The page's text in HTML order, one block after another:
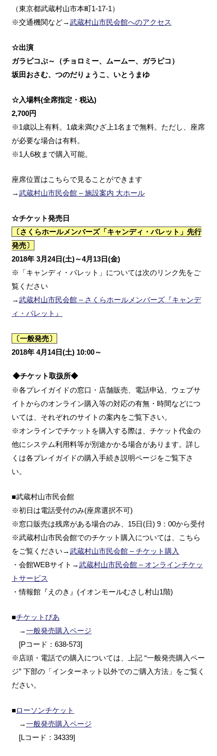
（東京都武蔵村山市本町1-17-1）
※交通機関など→武蔵村山市民会館へのアクセス
☆出演
ガラピコぷ～（チョロミー、ムームー、ガラピコ）
坂田おさむ、つのだりょうこ、いとうまゆ
☆入場料(全席指定・税込)
2,700円
※1歳以上有料。1歳未満ひざ上1名まで無料。ただし、座席
が必要な場合は有料。
※1人6枚まで購入可能。
座席位置はこちらで見ることができます
→武蔵村山市民会館 – 施設案内 大ホール
☆チケット発売日
〔さくらホールメンバーズ「キャンディ・パレット」先行
発売〕
2018年 3月24日(土)～4月13日(金)
※「キャンディ・パレット」については次のリンク先をご
覧ください
→武蔵村山市民会館 – さくらホールメンバーズ『キャンデ
ィ・パレット』
〔一般発売〕
2018年 4月14日(土) 10:00～
◆チケット取扱所◆
※各プレイガイドの窓口・店舗販売、電話申込、ウェブサ
イトからのオンライン購入等の対応の有無・時間などにつ
いては、それぞれのサイトの案内をご覧下さい。
※オンラインでチケットを購入する際は、チケット代金の
他にシステム利用料等が別途かかる場合があります。詳し
くは各プレイガイドの購入手続き説明ページをご覧下さ
い。
■武蔵村山市民会館
※初日は電話受付のみ(座席選択不可)
※窓口販売は残席がある場合のみ、15日(日) 9：00から受付
※武蔵村山市民会館でのチケット購入については、こちら
をご覧ください→武蔵村山市民会館 – チケット購入
・会館WEBサイト→武蔵村山市民会館 – オンラインチケッ
トサービス
・情報館『えのき』(イオンモールむさし村山1階)
■チケットぴあ
→一般発売購入ページ
[Pコード：638-573]
※店頭・電話での購入については、上記 “一般発売購入ペー
ジ” 下部の「インターネット以外でのご購入方法」をご覧く
ださい。
■ローソンチケット
→一般発売購入ページ
[Lコード：34339]